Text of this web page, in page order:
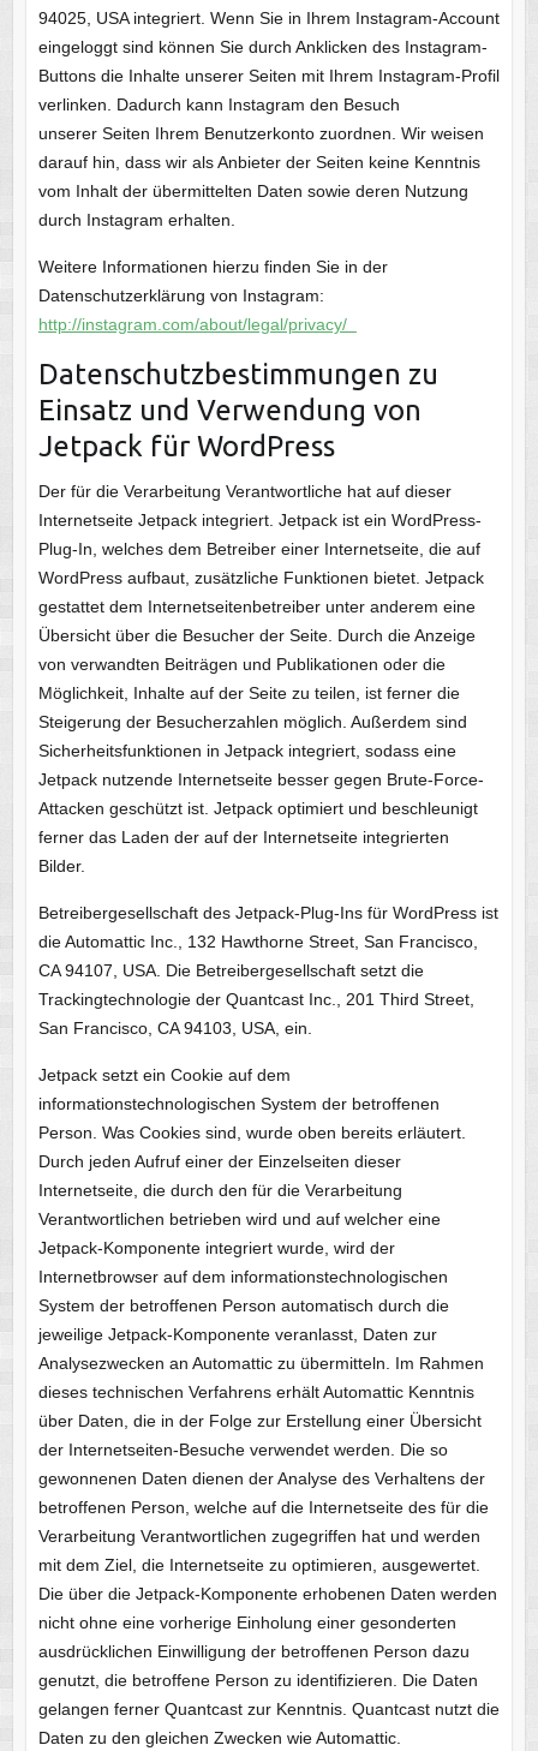
94025, USA integriert. Wenn Sie in Ihrem Instagram-Account
eingeloggt sind können Sie durch Anklicken des Instagram-
Buttons die Inhalte unserer Seiten mit Ihrem Instagram-Profil
verlinken. Dadurch kann Instagram den Besuch
unserer Seiten Ihrem Benutzerkonto zuordnen. Wir weisen
darauf hin, dass wir als Anbieter der Seiten keine Kenntnis
vom Inhalt der übermittelten Daten sowie deren Nutzung
durch Instagram erhalten.
Weitere Informationen hierzu finden Sie in der
Datenschutzerklärung von Instagram:
http://instagram.com/about/legal/privacy/
Datenschutzbestimmungen zu
Einsatz und Verwendung von
Jetpack für WordPress
Der für die Verarbeitung Verantwortliche hat auf dieser
Internetseite Jetpack integriert. Jetpack ist ein WordPress-
Plug-In, welches dem Betreiber einer Internetseite, die auf
WordPress aufbaut, zusätzliche Funktionen bietet. Jetpack
gestattet dem Internetseitenbetreiber unter anderem eine
Übersicht über die Besucher der Seite. Durch die Anzeige
von verwandten Beiträgen und Publikationen oder die
Möglichkeit, Inhalte auf der Seite zu teilen, ist ferner die
Steigerung der Besucherzahlen möglich. Außerdem sind
Sicherheitsfunktionen in Jetpack integriert, sodass eine
Jetpack nutzende Internetseite besser gegen Brute-Force-
Attacken geschützt ist. Jetpack optimiert und beschleunigt
ferner das Laden der auf der Internetseite integrierten
Bilder.
Betreibergesellschaft des Jetpack-Plug-Ins für WordPress ist
die Automattic Inc., 132 Hawthorne Street, San Francisco,
CA 94107, USA. Die Betreibergesellschaft setzt die
Trackingtechnologie der Quantcast Inc., 201 Third Street,
San Francisco, CA 94103, USA, ein.
Jetpack setzt ein Cookie auf dem
informationstechnologischen System der betroffenen
Person. Was Cookies sind, wurde oben bereits erläutert.
Durch jeden Aufruf einer der Einzelseiten dieser
Internetseite, die durch den für die Verarbeitung
Verantwortlichen betrieben wird und auf welcher eine
Jetpack-Komponente integriert wurde, wird der
Internetbrowser auf dem informationstechnologischen
System der betroffenen Person automatisch durch die
jeweilige Jetpack-Komponente veranlasst, Daten zur
Analysezwecken an Automattic zu übermitteln. Im Rahmen
dieses technischen Verfahrens erhält Automattic Kenntnis
über Daten, die in der Folge zur Erstellung einer Übersicht
der Internetseiten-Besuche verwendet werden. Die so
gewonnenen Daten dienen der Analyse des Verhaltens der
betroffenen Person, welche auf die Internetseite des für die
Verarbeitung Verantwortlichen zugegriffen hat und werden
mit dem Ziel, die Internetseite zu optimieren, ausgewertet.
Die über die Jetpack-Komponente erhobenen Daten werden
nicht ohne eine vorherige Einholung einer gesonderten
ausdrücklichen Einwilligung der betroffenen Person dazu
genutzt, die betroffene Person zu identifizieren. Die Daten
gelangen ferner Quantcast zur Kenntnis. Quantcast nutzt die
Daten zu den gleichen Zwecken wie Automattic.